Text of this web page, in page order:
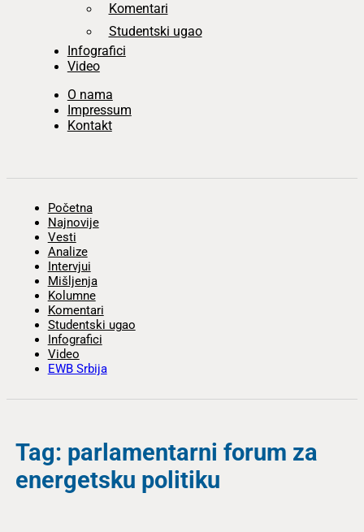
Komentari
Studentski ugao
Infografici
Video
O nama
Impressum
Kontakt
Početna
Najnovije
Vesti
Analize
Intervjui
Mišljenja
Kolumne
Komentari
Studentski ugao
Infografici
Video
EWB Srbija
Tag: parlamentarni forum za
energetsku politiku